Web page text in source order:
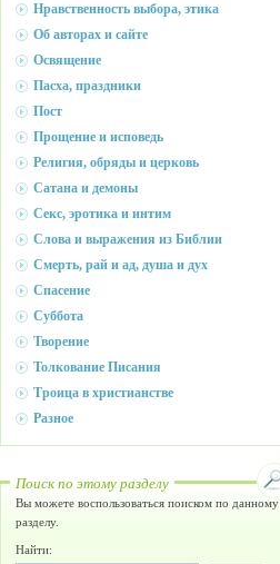
Нравственность выбора, этика
Об авторах и сайте
Освящение
Пасха, праздники
Пост
Прощение и исповедь
Религия, обряды и церковь
Сатана и демоны
Секс, эротика и интим
Слова и выражения из Библии
Смерть, рай и ад, душа и дух
Спасение
Суббота
Творение
Толкование Писания
Троица в христианстве
Разное
Поиск по этому разделу
Вы можете воспользоваться поиском по данному
разделу.
Найти: